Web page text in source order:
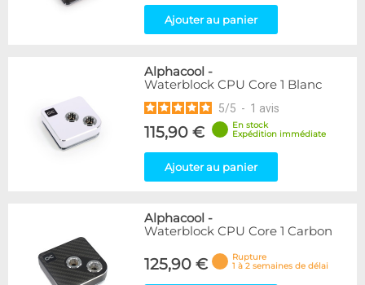
Ajouter au panier
Alphacool -
Waterblock CPU Core 1 Blanc
5/5 - 1 avis
115,90 €
En stock
Expédition immédiate
Ajouter au panier
Alphacool -
Waterblock CPU Core 1 Carbon
125,90 €
Rupture
1 à 2 semaines de délai